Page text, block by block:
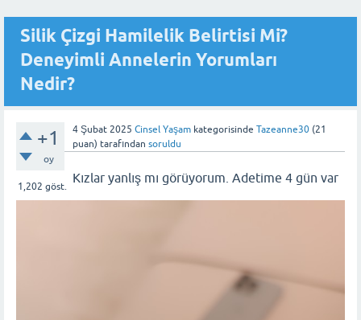
Silik Çizgi Hamilelik Belirtisi Mi?
Deneyimli Annelerin Yorumları
Nedir?
+1
oy
1,202 göst.
4 Şubat 2025 Cinsel Yaşam kategorisinde Tazeanne30 (21
puan) tarafından soruldu
Kızlar yanlış mı görüyorum. Adetime 4 gün var